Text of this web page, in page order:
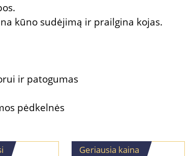
Geriausia kaina
kūno sudėjimą ir prailgina kojas.
ir patogumas
pėdkelnės